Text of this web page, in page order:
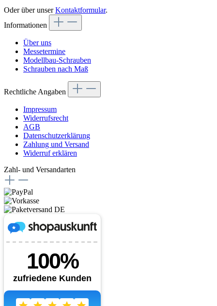
Oder über unserKontaktformular.
Informationen
Über uns
Messetermine
Modellbau-Schrauben
Schrauben nach Maß
Rechtliche Angaben
Impressum
Widerrufsrecht
AGB
Datenschutzerklärung
Zahlung und Versand
Widerruf erklären
Zahl- und Versandarten